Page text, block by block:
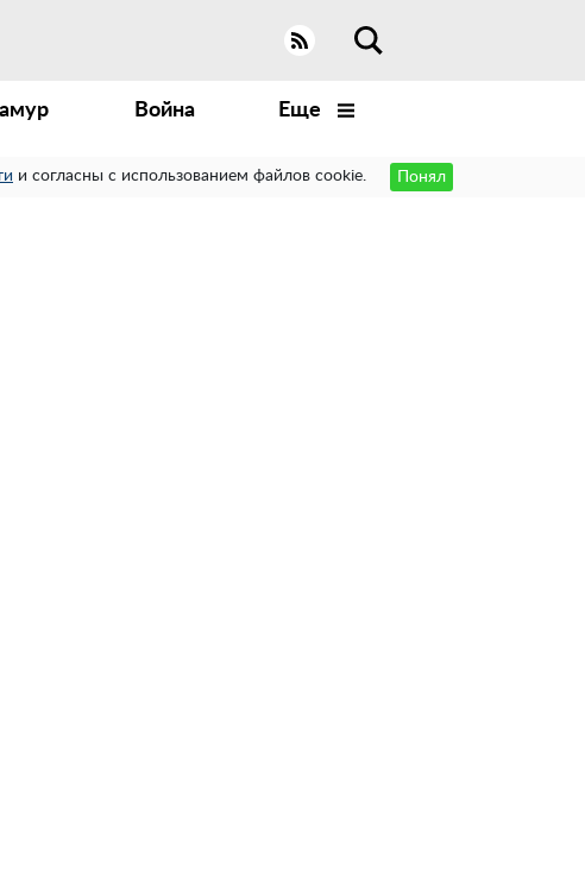
Война Еще
и согласны с использованием файлов cookie. Понял